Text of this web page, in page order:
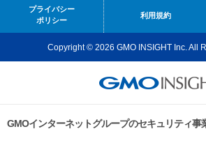
プライバシー
ポリシー
利用規約
Copyright © 2026 GMO INSIGHT Inc. All
GMOインターネットグループのセキュリティ事